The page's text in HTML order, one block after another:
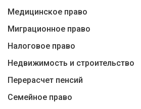
Медицинское право
Миграционное право
Налоговое право
Недвижимость и строительство
Перерасчет пенсий
Семейное право